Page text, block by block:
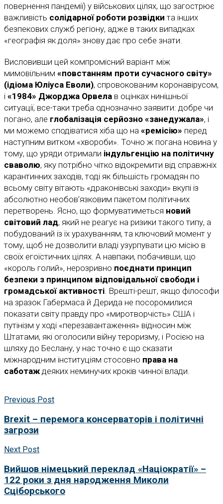
повернення пандемії) у військових цілях, що загострює
важливість солідарної роботи розвідки та інших
безпекових служб регіону, адже в таких випадках
«географія як доля» знову дає про себе знати.
Висловивши цей компромісний варіант між
мимовільним «повстанням проти сучасного світу»
(ідіома Юліуса Еволи), спровокованим коронавірусом,
і «1984» Джорджа Орвела в оцінках нинішньої
ситуації, все-таки треба однозначно заявити: добре чи
погано, але глобалізація серйозно «занедужала», і
ми можемо сподіватися хіба що на «ремісію» перед
наступним витком «хвороби». Точно ж погана новина у
тому, що уряди отримали індульгенцію на політичну
сваволю, яку потрібно чітко відокремити від справжніх
карантинних заходів, тоді як більшість громадян по
всьому світу вітають «драконівські заходи» вкупі із
абсолютно необов’язковим пакетом політичних
перетворень. Ясно, що формуватиметься новий
світовий лад, який не реагує на ризики такого типу, а
побудований із їх урахуванням, та ключовий момент у
тому, щоб не дозволити владі узурпувати цю місію в
своїх егоїстичних цілях. А навпаки, побачивши, що
«король голий», нерозривно поєднати принцип
безпеки з принципом відповідальної свободи і
громадської активності . Врешті-решт, якщо філософи
на зразок Габермаса й Дерида не посоромилися
показати світу правду про «миротворчість» США і
путінізм у ході «перезавантаження» відносин між
Штатами, які оголосили війну тероризму, і Росією на
шляху до Беслану, у нас точно є що сказати
міжнародним інституціям стосовно права на
саботаж деяких неминучих кроків чинної влади.
Previous Post
Brexit – перемога консерваторів і політичні
загрози
Next Post
Вийшов німецький переклад «Націократії» –
122 роки з дня народження Миколи
Сціборського